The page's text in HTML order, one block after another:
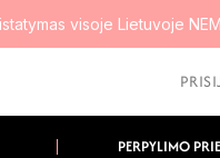
visoje Lietuvoje
PERPYLIMO